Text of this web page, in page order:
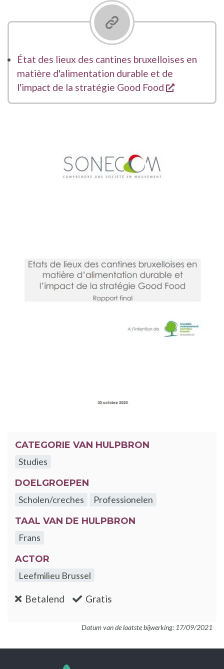
État des lieux des cantines bruxelloises en
matière d'alimentation durable et de
l'impact de la stratégie Good Food
opent een
CATEGORIE VAN HULPBRON
Studies
DOELGROEPEN
Scholen/creches
Professionelen
TAAL VAN DE HULPBRON
Frans
ACTOR
Leefmilieu Brussel
Betalend :nee Gratis
Datum van de laatste bijwerking: 17/09/2021